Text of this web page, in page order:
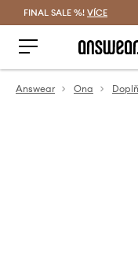
FINAL SALE %! VÍCE
Answear Ona